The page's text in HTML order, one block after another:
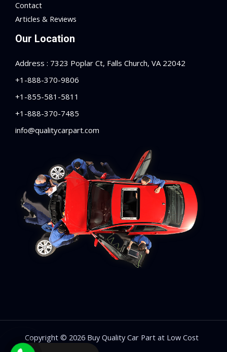
Contact
Articles & Reviews
Our Location
Address : 7323 Poplar Ct, Falls Church, VA 22042
+1-888-370-9806
+1-855-581-5811
+1-888-370-7485
info@qualitycarpart.com
Copyright © 2026 Buy Quality Car Part at Low Cost